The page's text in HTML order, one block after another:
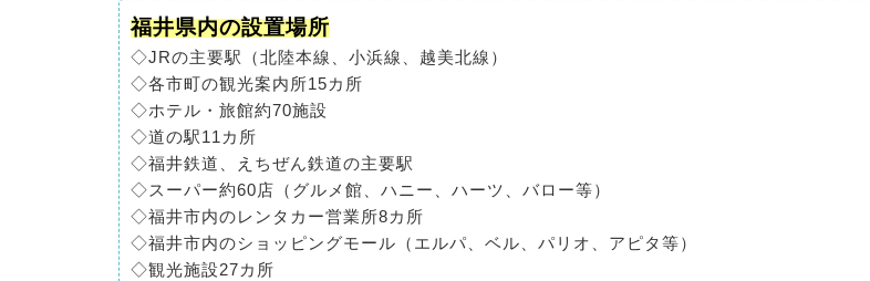
福井県内の設置場所
◇JRの主要駅（北陸本線、小浜線、越美北線）
◇各市町の観光案内所15カ所
◇ホテル・旅館約70施設
◇道の駅11カ所
◇福井鉄道、えちぜん鉄道の主要駅
◇スーパー約60店（グルメ館、ハニー、ハーツ、バロー等）
◇福井市内のレンタカー営業所8カ所
◇福井市内のショッピングモール（エルパ、ベル、パリオ、アピタ等）
◇観光施設27カ所